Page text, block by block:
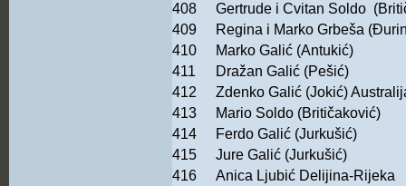
408
Gertrude i Cvitan Soldo
409
Regina i Marko Grbeša
410
Marko Galić (Antukić)
411
Dražan Galić (Pešić)
412
Zdenko Galić (Jokić)
413
Mario Soldo (Britičaković)
414
Ferdo Galić (Jurkušić)
415
Jure Galić (Jurkušić)
416
Anica Ljubić Delijina-Rijeka